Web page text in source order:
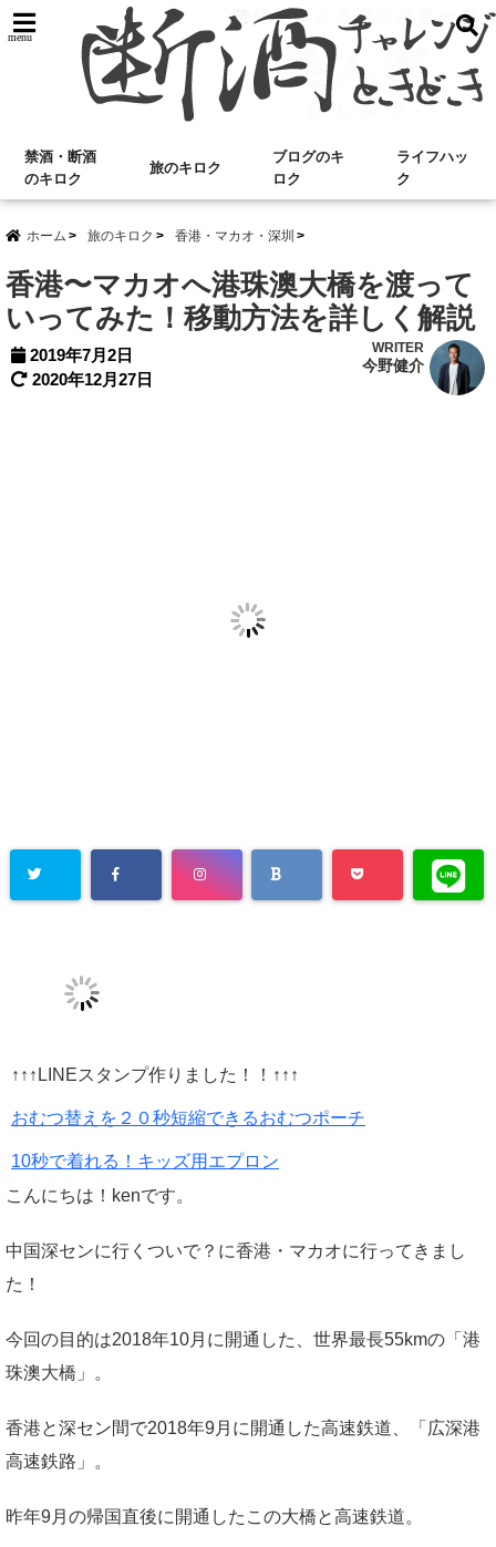
menu
禁酒・断酒
のキロク
旅のキロク
ブログのキ
ロク
ライフハッ
ク
ホーム 旅のキロク 香港・マカオ・深圳
香港〜マカオへ港珠澳大橋を渡って
いってみた！移動方法を詳しく解説
2019年7月2日
2020年12月27日
WRITER
今野健介
↑↑↑LINEスタンプ作りました！！↑↑↑
おむつ替えを２０秒短縮できるおむつポーチ
10秒で着れる！キッズ用エプロン
こんにちは！kenです。
中国深センに行くついで？に香港・マカオに行ってきまし
た！
今回の目的は2018年10月に開通した、世界最長55kmの「港
珠澳大橋」。
香港と深セン間で2018年9月に開通した高速鉄道、「広深港
高速鉄路」。
昨年9月の帰国直後に開通したこの大橋と高速鉄道。